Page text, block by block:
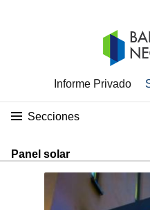
Informe Privado
Secciones
Panel solar